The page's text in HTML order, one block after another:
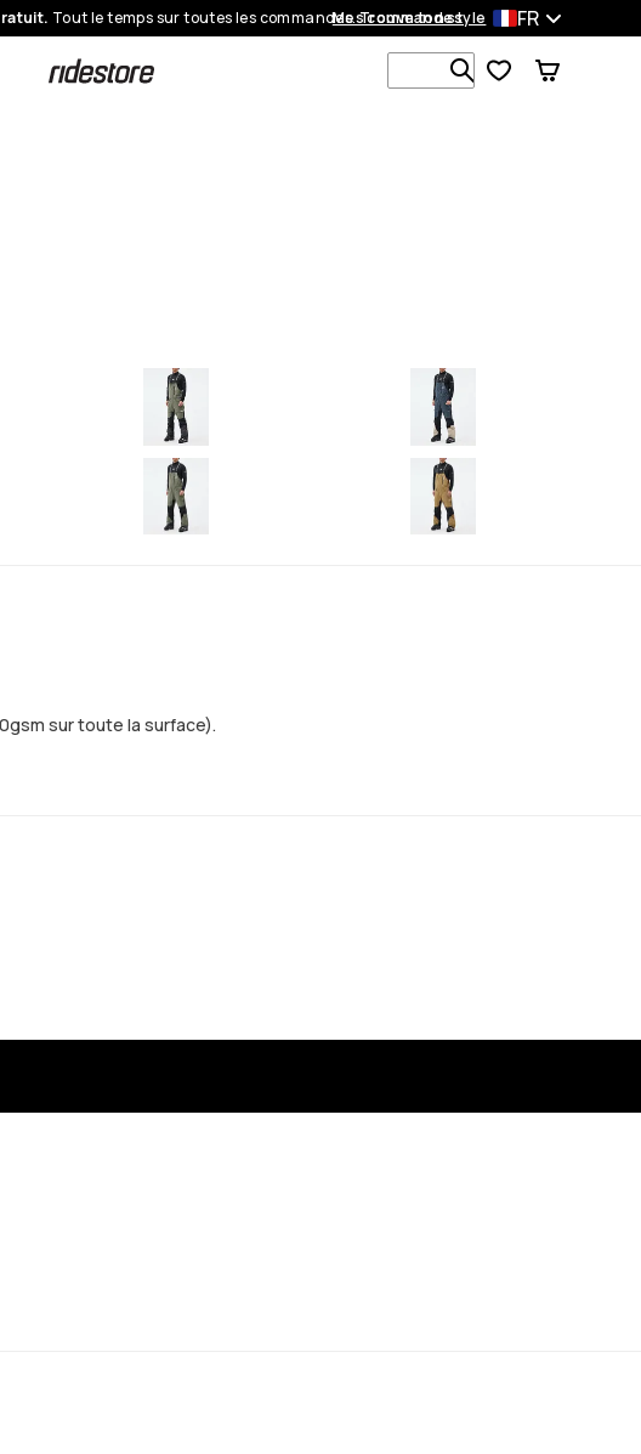
Tout le temps sur toutes les commandes.Trouve ton style
Mes commandes FR
Recherche parmi
sur toute la surface).
elle sera de retour en stock
averti quand elle sera de retour en stock
pour être averti quand elle sera de retour en stock
disponible. Clique pour être averti quand elle sera de retour en stock